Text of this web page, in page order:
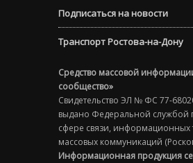
Подписаться на новости
Транспорт Ростова-на-Дону
Средство массовой
сообщество»
Свидетельство ЭЛ № ФС 77-
выдано Федеральной службой
сфере связи, информационных
массовых коммуникаций
Информационная продукция